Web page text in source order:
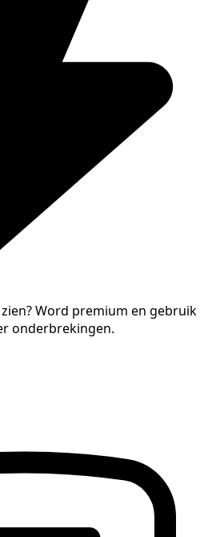
Word premium en gebruik
onderbrekingen.